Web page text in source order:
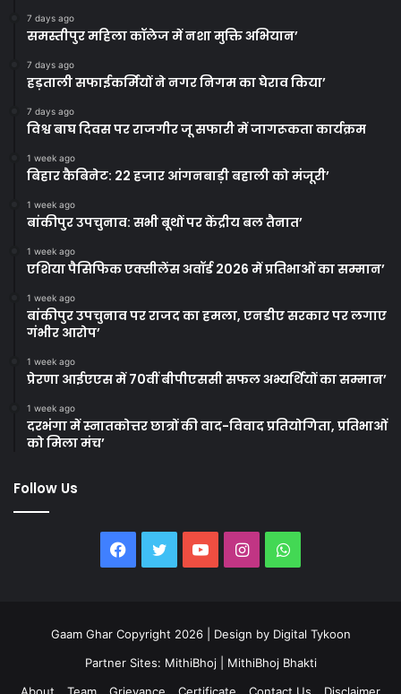
7 days ago
समस्तीपुर महिला कॉलेज में नशा मुक्ति अभियान’
7 days ago
हड़ताली सफाईकर्मियों ने नगर निगम का घेराव किया’
7 days ago
विश्व बाघ दिवस पर राजगीर जू सफारी में जागरूकता कार्यक्रम
1 week ago
बिहार कैबिनेट: 22 हजार आंगनबाड़ी बहाली को मंजूरी’
1 week ago
बांकीपुर उपचुनाव: सभी बूथों पर केंद्रीय बल तैनात’
1 week ago
एशिया पैसिफिक एक्सीलेंस अवॉर्ड 2026 में प्रतिभाओं का सम्मान’
1 week ago
बांकीपुर उपचुनाव पर राजद का हमला, एनडीए सरकार पर लगाए
गंभीर आरोप’
1 week ago
प्रेरणा आईएएस में 70वीं बीपीएससी सफल अभ्यर्थियों का सम्मान’
1 week ago
दरभंगा में स्नातकोत्तर छात्रों की वाद-विवाद प्रतियोगिता, प्रतिभाओं
को मिला मंच’
Follow Us
Facebook
TwitterYouTubeInstagramWhatsApp
Gaam Ghar Copyright 2026 | Design by Digital Tykoon
Partner Sites: MithiBhoj
MithiBhoj Bhakti